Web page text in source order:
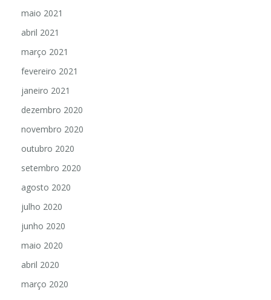
maio 2021
abril 2021
março 2021
fevereiro 2021
janeiro 2021
dezembro 2020
novembro 2020
outubro 2020
setembro 2020
agosto 2020
julho 2020
junho 2020
maio 2020
abril 2020
março 2020